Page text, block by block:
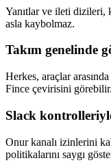
Yanıtlar ve ileti dizileri,
asla kaybolmaz.
Takım genelinde
Herkes, araçlar
Fince çevirisini görebilir.
Slack
Onur kanalı izinlerini
politikalarını saygı